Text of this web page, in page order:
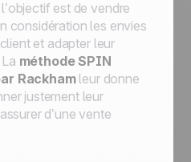
est de vendre
considération les envies
et adapter leur
méthode SPIN
Rackhamleur donne
justement leur
d’une vente